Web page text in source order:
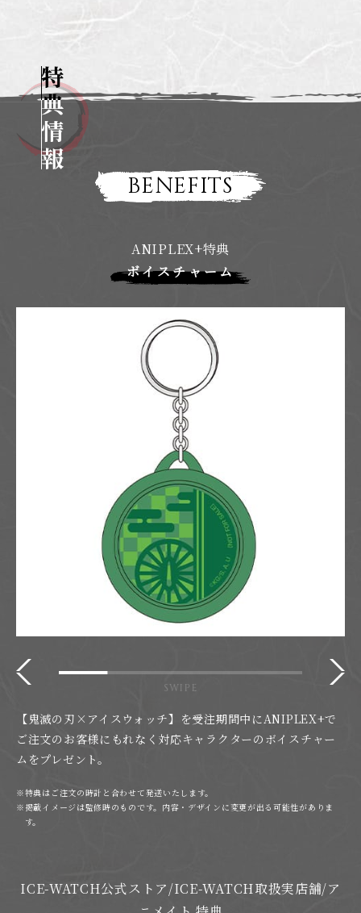
BENEFITS
ANIPLEX+特典
ボイスチャーム
【鬼滅の刃×アイスウォッチ】を受注期間中にANIPLEX+で
ご注文のお客様にもれなく対応キャラクターのボイスチャー
ムをプレゼント。
特典はご注文の時計と合わせて発送いたします。
掲載イメージは監修時のものです。内容・デザインに変更が出る可能性がありま
す。
ICE-WATCH公式ストア/ICE-WATCH取扱実店舗/ア